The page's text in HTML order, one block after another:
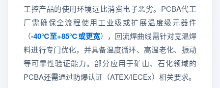
工控产品的使用环境远比消费电子恶劣。PCBA代工
厂需确保全流程使用工业级或扩展温度级元器件
（-40℃至+85℃或更宽），回流焊曲线需针对宽温焊
料进行专门优化，并具备温度循环、高温老化、振动
等可靠性验证能力。部分应用于矿山、石化领域的
PCBA还需通过防爆认证（ATEX/IECEx）相关要求。